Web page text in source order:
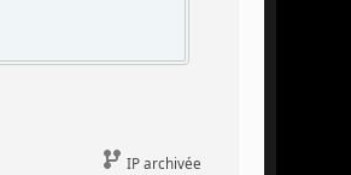
IP archivée